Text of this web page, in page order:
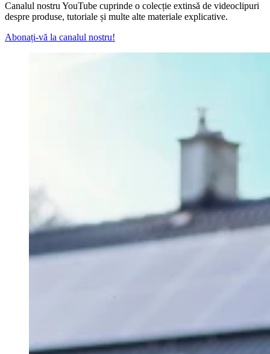
Canalul nostru YouTube cuprinde o colecție extinsă de videoclipuri
despre produse, tutoriale și multe alte materiale explicative.
Abonați-vă la canalul nostru!